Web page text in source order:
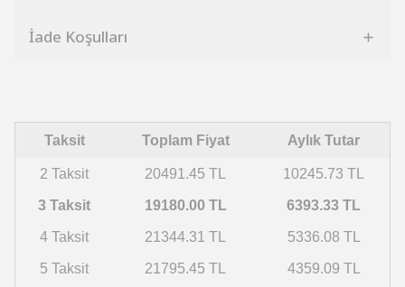
İade Koşulları
Taksit Toplam Fiyat Aylık Tutar
2 Taksit 20491.45 TL 10245.73 TL
3 Taksit 19180.00 TL 6393.33 TL
4 Taksit 21344.31 TL 5336.08 TL
5 Taksit 21795.45 TL 4359.09 TL